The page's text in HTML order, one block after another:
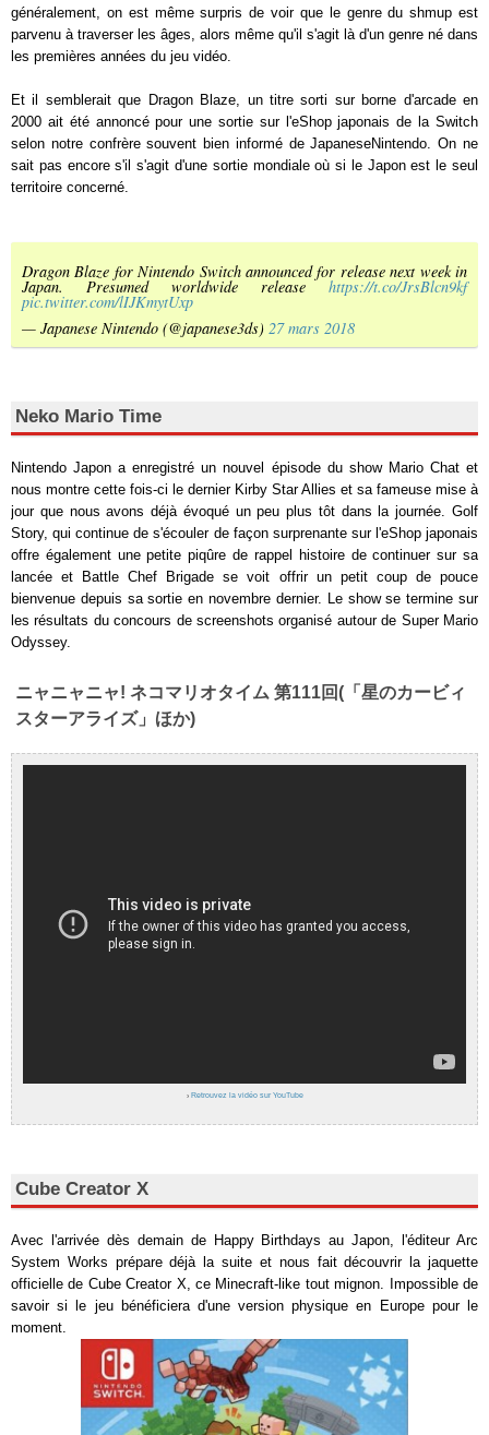
généralement, on est même surpris de voir que le genre du shmup est
parvenu à traverser les âges, alors même qu'il s'agit là d'un genre né dans
les premières années du jeu vidéo.
Et il semblerait que Dragon Blaze, un titre sorti sur borne d'arcade en
2000 ait été annoncé pour une sortie sur l'eShop japonais de la Switch
selon notre confrère souvent bien informé de JapaneseNintendo. On ne
sait pas encore s'il s'agit d'une sortie mondiale où si le Japon est le seul
territoire concerné.
Dragon Blaze for Nintendo Switch announced for release next week in
Japan. Presumed worldwide release https://t.co/JrsBlcn9kf
pic.twitter.com/lIJKmytUxp
— Japanese Nintendo (@japanese3ds) 27 mars 2018
Neko Mario Time
Nintendo Japon a enregistré un nouvel épisode du show Mario Chat et
nous montre cette fois-ci le dernier Kirby Star Allies et sa fameuse mise à
jour que nous avons déjà évoqué un peu plus tôt dans la journée. Golf
Story, qui continue de s'écouler de façon surprenante sur l'eShop japonais
offre également une petite piqûre de rappel histoire de continuer sur sa
lancée et Battle Chef Brigade se voit offrir un petit coup de pouce
bienvenue depuis sa sortie en novembre dernier. Le show se termine sur
les résultats du concours de screenshots organisé autour de Super Mario
Odyssey.
ニャニャニャ! ネコマリオタイム 第111回(「星のカービィ
スターアライズ」ほか)
› Retrouvez la vidéo sur YouTube
Cube Creator X
Avec l'arrivée dès demain de Happy Birthdays au Japon, l'éditeur Arc
System Works prépare déjà la suite et nous fait découvrir la jaquette
officielle de Cube Creator X, ce Minecraft-like tout mignon. Impossible de
savoir si le jeu bénéficiera d'une version physique en Europe pour le
moment.